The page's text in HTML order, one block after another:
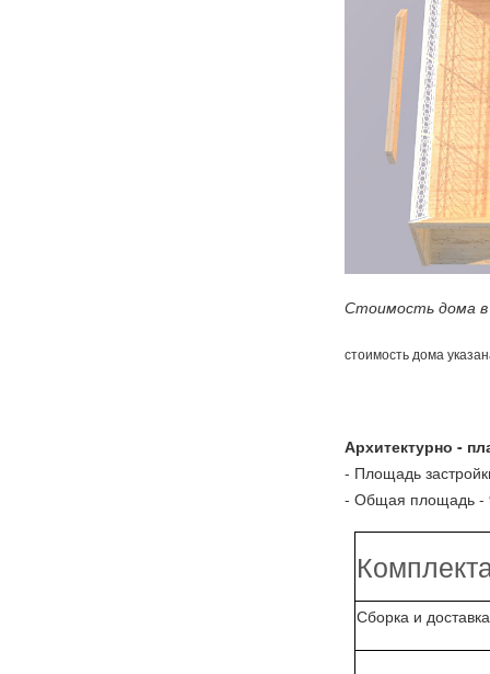
Стоимость дома в
стоимость дома
Архитектурно -
- Площадь
- Общая
Сборка и